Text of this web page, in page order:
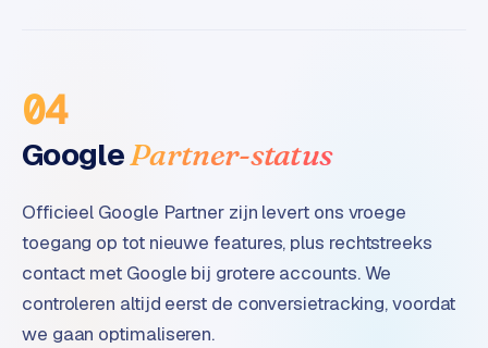
i
m
l
i
-
s
t
04
GooglePartner-status
Officieel Google Partner zijn levert ons vroege
toegang op tot nieuwe features, plus rechtstreeks
contact met Google bij grotere accounts. We
controleren altijd eerst de conversietracking, voordat
we gaan optimaliseren.